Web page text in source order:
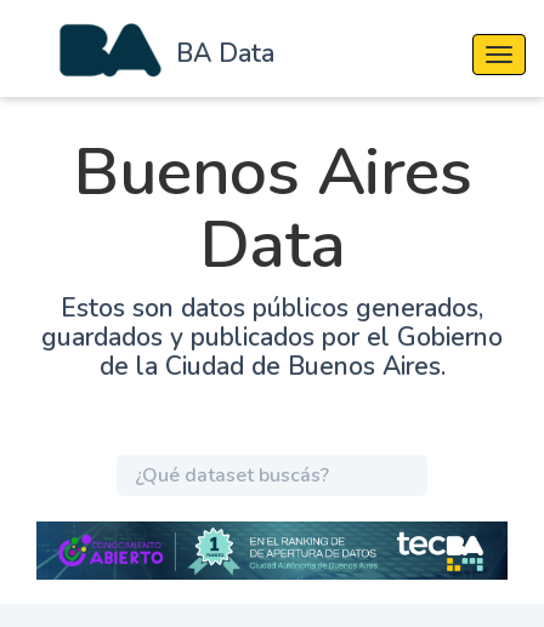
BA Data
Buenos Aires
Data
Estos son datos públicos generados,
guardados y publicados por el Gobierno
de la Ciudad de Buenos Aires.